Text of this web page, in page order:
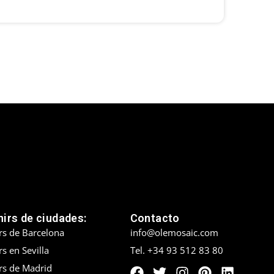
de ciudades:
de Barcelona
en Sevilla
de Madrid
Contacto
info@olemosaic.com
Tel. +34 93 512 83 80